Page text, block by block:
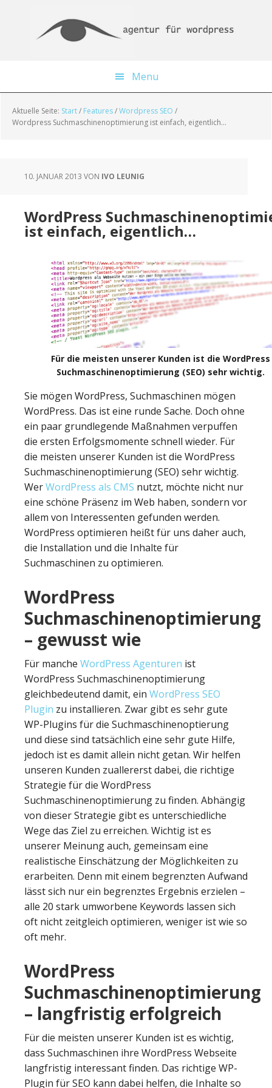
springen
Menu
Aktuelle Seite: Start/ Features/Wordpress SEO /
Wordpress Suchmaschinenoptimierung ist einfach, eigentlich…
10. JANUAR 2013 VON IVO LEUNIG
WordPress
ist einfach, eigentlich…
Für die meisten unserer Kunden ist die WordPress
Suchmaschinenoptimierung (SEO) sehr wichtig.
Sie mögen WordPress, Suchmaschinen mögen
WordPress. Das ist eine runde Sache. Doch ohne
ein paar grundlegende Maßnahmen verpuffen
die ersten Erfolgsmomente schnell wieder. Für
die meisten unserer Kunden ist die WordPress
Suchmaschinenoptimierung (SEO) sehr wichtig.
WerWordPress als CMS nutzt, möchte nicht nur
eine schöne Präsenz im Web haben, sondern vor
allem von Interessenten gefunden werden.
WordPress optimieren heißt für uns daher auch,
die Installation und die Inhalte für
Suchmaschinen zu optimieren.
WordPress
Suchmaschinenoptimierung
– gewusst wie
Für manche WordPress Agenturen ist
WordPress Suchmaschinenoptimierung
gleichbedeutend damit, ein WordPress SEO
Plugin zu installieren. Zwar gibt es sehr gute
WP-Plugins für die Suchmaschinenoptierung
und diese sind tatsächlich eine sehr gute Hilfe,
jedoch ist es damit allein nicht getan. Wir helfen
unseren Kunden zuallererst dabei, die richtige
Strategie für die WordPress
Suchmaschinenoptimierung zu finden. Abhängig
von dieser Strategie gibt es unterschiedliche
Wege das Ziel zu erreichen. Wichtig ist es
unserer Meinung auch, gemeinsam eine
realistische Einschätzung der Möglichkeiten zu
erarbeiten. Denn mit einem begrenzten Aufwand
lässt sich nur ein begrenztes Ergebnis erzielen –
alle 20 stark umworbene Keywords lassen sich
oft nicht zeitgleich optimieren, weniger ist wie so
oft mehr.
WordPress
Suchmaschinenoptimierung
– langfristig erfolgreich
Für die meisten unserer Kunden ist es wichtig,
dass Suchmaschinen ihre WordPress Webseite
langfristig interessant finden. Das richtige WP-
Plugin für SEO kann dabei helfen, die Inhalte so